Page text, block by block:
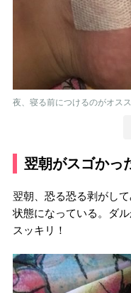
夜、寝る前につけるのがオス
翌朝がスゴかっ
翌朝、恐る恐る剥がして
状態になっている。ダ
スッキリ！